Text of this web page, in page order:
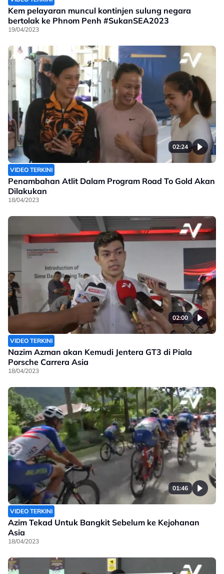
Kem pelayaran muncul kontinjen sulung negara
bertolak ke Phnom Penh #SukanSEA2023
19/04/2023
02:24
VIDEO TERKINI
Penambahan Atlit Dalam Program Road To Gold Akan
Dilakukan
18/04/2023
02:00
VIDEO TERKINI
Nazim Azman akan Kemudi Jentera GT3 di Piala
Porsche Carrera Asia
18/04/2023
01:46
VIDEO TERKINI
Azim Tekad Untuk Bangkit Sebelum ke Kejohanan
Asia
18/04/2023